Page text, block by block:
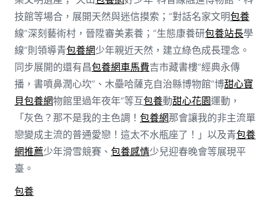
技館等場合，展開天然與迷信摸索；“對話名家文明包養
線”深刻藝術村，晉陞審美素養；“生態康養研包養站長學
線”則領導青包養網少年親近天然，建立綠色成長理念。
同步展開的還有昌包養網車馬費吉市藏書樓“經典永傳
播，書噴鼻潤心坎”、木壘哈薩克自治縣博物館“博甜心寶
貝包養網物館里過年夜年”等互包養動甜心花園運動，
「灰色？那不是我的主色調！ 包養網那會讓我的非主流單
戀變成主流的普通愛戀！這太不水瓶座了！」以及青包養
網推薦少年滑雪競賽、 包養感情少兒迎春晚會等展現平
臺。
包養